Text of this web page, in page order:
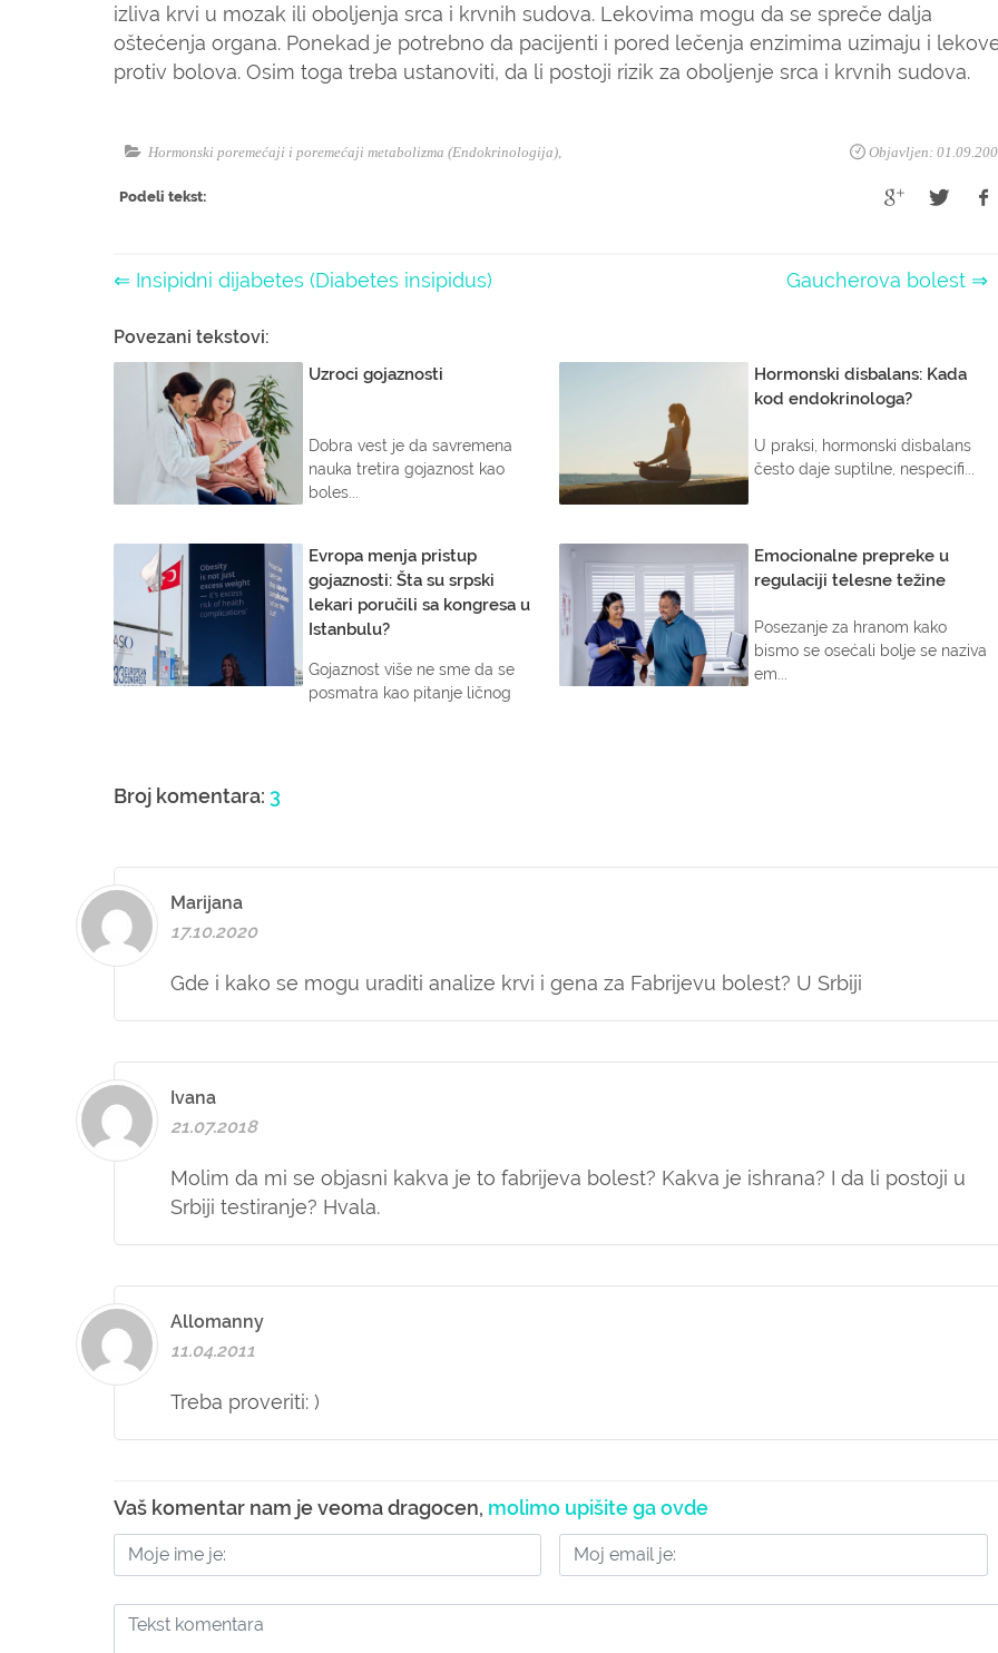
izliva krvi u mozak ili oboljenja srca i krvnih sudova. Lekovima mogu da se spreče dalja
oštećenja organa. Ponekad je potrebno da pacijenti i pored lečenja enzimima uzimaju i
protiv bolova. Osim toga treba ustanoviti, da li postoji rizik za oboljenje srca i krvnih sudova.
Objavljen:
Hormonski poremećaji i poremećaji metabolizma (Endokrinologija)
Podeli tekst:
⇐ Insipidni dijabetes (Diabetes insipidus) Gaucherova bolest ⇒
Povezani tekstovi:
Uzroci gojaznosti
Dobra vest je da savremena
nauka tretira gojaznost kao
boles...
Hormonski disbalans: Kada
kod endokrinologa?
U praksi, hormonski disbalans
često daje suptilne, nespecifi...
Evropa menja pristup
gojaznosti: Šta su srpski
lekari poručili sa kongresa u
Istanbulu?
Gojaznost više ne sme da se
posmatra kao pitanje ličnog
Emocionalne prepreke u
regulaciji telesne težine
Posezanje za hranom kako
bismo se osećali bolje se naziva
em...
Broj komentara: 3
Marijana
17.10.2020
Gde i kako se mogu uraditi analize krvi i gena za Fabrijevu bolest? U Srbiji
Ivana
21.07.2018
Molim da mi se objasni kakva je to fabrijeva bolest? Kakva je ishrana? I da li postoji u
Srbiji testiranje? Hvala.
Allomanny
11.04.2011
Treba proveriti: )
Vaš komentar nam je veoma dragocen, molimo upišite ga ovde